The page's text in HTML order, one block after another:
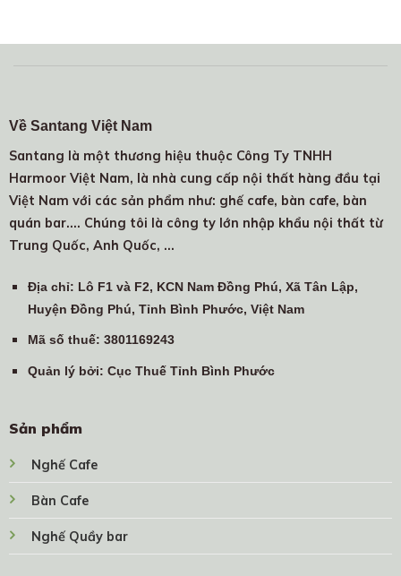
Về Santang Việt Nam
Santang là một thương hiệu thuộc Công Ty TNHH
Harmoor Việt Nam, là nhà cung cấp nội thất hàng đầu tại
Việt Nam với các sản phẩm như: ghế cafe, bàn cafe, bàn
quán bar.... Chúng tôi là công ty lớn nhập khẩu nội thất từ
Trung Quốc, Anh Quốc, …
Địa chỉ: Lô F1 và F2, KCN Nam Đồng Phú, Xã Tân Lập,
Huyện Đồng Phú, Tỉnh Bình Phước, Việt Nam
Mã số thuế: 3801169243
Quản lý bởi: Cục Thuế Tỉnh Bình Phước
Sản phẩm
Nghế Cafe
Bàn Cafe
Nghế Quầy bar